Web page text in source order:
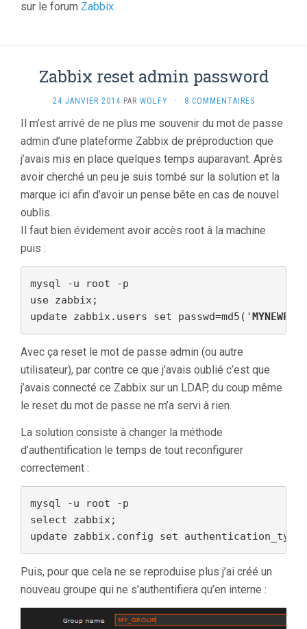
sur le forum Zabbix
Zabbix reset admin password
24 JANVIER 2014 PAR WOLFY · 8 COMMENTAIRES
Il m’est arrivé de ne plus me souvenir du mot de passe
admin d’une plateforme Zabbix de préproduction que
j’avais mis en place quelques temps auparavant. Après
avoir cherché un peu je suis tombé sur la solution et la
marque ici afin d’avoir un pense bête en cas de nouvel
oublis.
Il faut bien évidement avoir accès root à la machine
puis :
mysql -u root -p
use zabbix;
update zabbix.users set passwd=md5('
Avec ça reset le mot de passe admin (ou autre
utilisateur), par contre ce que j’avais oublié c’est que
j’avais connecté ce Zabbix sur un LDAP, du coup même
le reset du mot de passe ne m’a servi à rien.
La solution consiste à changer la méthode
d’authentification le temps de tout reconfigurer
correctement :
mysql -u root -p
select zabbix;
update zabbix.config set
Puis, pour que cela ne se reproduise plus j’ai créé un
nouveau groupe qui ne s’authentifiera qu’en interne :